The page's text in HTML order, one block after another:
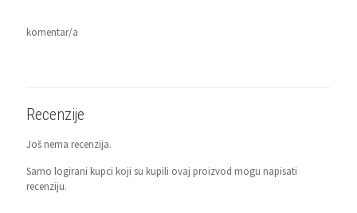
komentar/a
Recenzije
Još nema recenzija.
Samo logirani kupci koji su kupili ovaj proizvod mogu napisati
recenziju.